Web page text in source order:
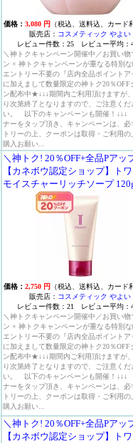
価格： 3,080 円 （税込、送料込、カード
販売店： コスメティック やよい
レビュー件数：25 レビュー平均：
＼神トクキャンペーン開催中／お買い物
ン × 神トクキャンペーンが重なる特別
エントリー不要の『店内全品ポイントア
に加えまして数量限定の神トク20％OFF
ン配布中★↓↓↓期間内ご利用頂けますが
り次第終了となりますので、ご注意くだ
い。 以下のキャンペーンも開催！↓↓↓
ナーをタップ頂き、キャンペーンは、必
トリーの上、クーポンは取得・ご利用の
購入お願い...
＼神トク! 20％OFF+全品Pアッ
【カネボウ認定ショップ】ト
モイスチャーリッチソープ
価格： 2,750 円 （税込、送料込、カード
販売店： コスメティック やよい
レビュー件数：21 レビュー平均：
＼神トクキャンペーン開催中／お買い物
ン × 神トクキャンペーンが重なる特別
エントリー不要の『店内全品ポイントア
に加えまして数量限定の神トク20％OFF
ン配布中★↓↓↓期間内ご利用頂けますが
り次第終了となりますので、ご注意くだ
い。 以下のキャンペーンも開催！↓↓↓
ナーをタップ頂き、キャンペーンは、必
トリーの上、クーポンは取得・ご利用の
購入お願い...
＼神トク! 20％OFF+全品Pアッ
【カネボウ認定ショップ】ト